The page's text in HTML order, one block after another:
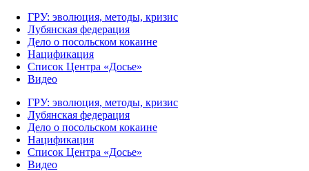
ГРУ: эволюция, методы, кризис
Лубянская федерация
Дело о посольском кокаине
Нацификация
Список Центра «Досье»
Видео
ГРУ: эволюция, методы, кризис
Лубянская федерация
Дело о посольском кокаине
Нацификация
Список Центра «Досье»
Видео